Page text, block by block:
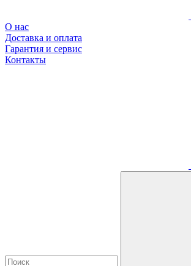
О нас
Доставка и оплата
Гарантия и сервис
Контакты